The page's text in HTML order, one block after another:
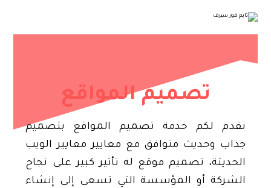
تصميم المواقع
نقدم لكم خدمة تصميم المواقع بتصميم
جذاب وحديث متوافق مع معايير معايير الويب
الحديثة، تصميم موقع له تأثير كبير على نجاح
الشركة أو المؤسسة التي تسعى إلى إنشاء